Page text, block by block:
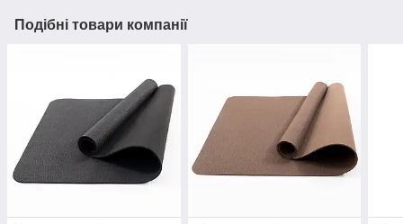
Подібні товари компанії